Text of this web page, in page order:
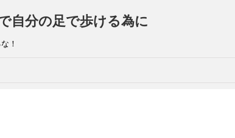
自分の足で歩ける為に
！